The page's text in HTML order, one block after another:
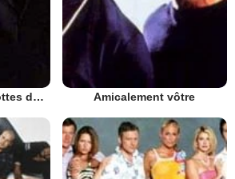
Chapeau melon et bottes de cuir - 1961 Amicalement vôtre